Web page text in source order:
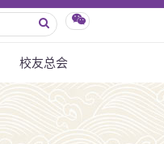
校友总会